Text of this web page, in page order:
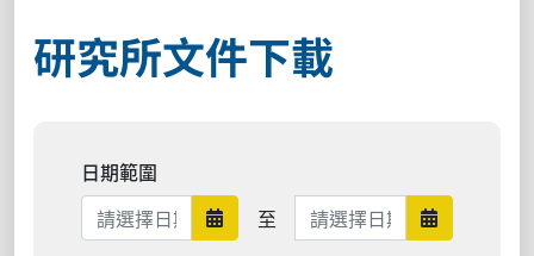
研究所文件下載
日期範圍
日期範圍開始
至 日期範圍結束 日期範圍